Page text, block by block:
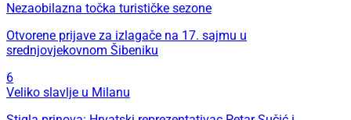
Nezaobilazna točka turističke sezone
Otvorene prijave za izlagače na 17. sajmu u
srednjovjekovnom Šibeniku
6
Veliko slavlje u Milanu